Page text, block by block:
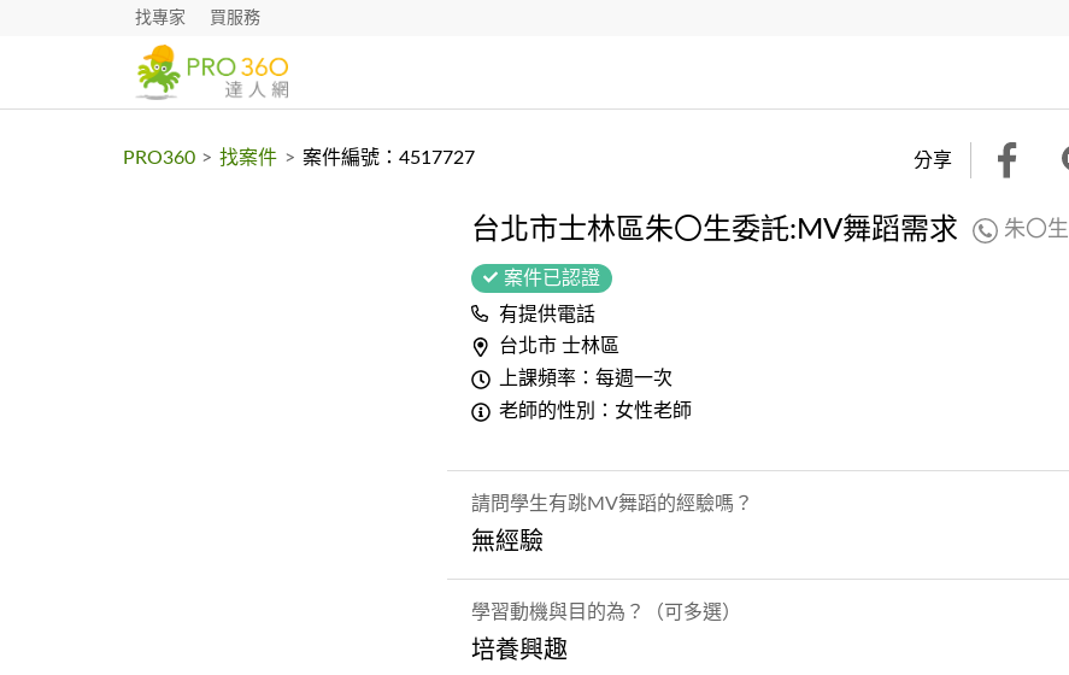
找專家 買服務
PRO360 > 找案件 > 案件編號：4517727 分享
台北市士林區朱〇生委託:MV舞蹈需求 朱〇生
案件已認證
有提供電話
台北市 士林區
上課頻率：每週一次
老師的性別：女性老師
請問學生有跳MV舞蹈的經驗嗎？
無經驗
學習動機與目的為？（可多選）
培養興趣